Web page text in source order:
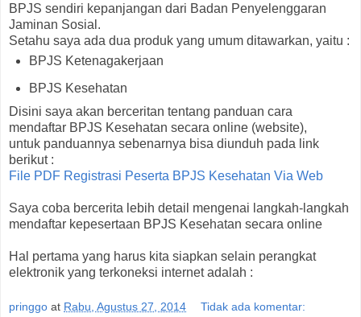
BPJS sendiri kepanjangan dari Badan Penyelenggaran
Jaminan Sosial.
Setahu saya ada dua produk yang umum ditawarkan, yaitu :
BPJS Ketenagakerjaan
BPJS Kesehatan
Disini saya akan berceritan tentang panduan cara
mendaftar BPJS Kesehatan secara online (website),
untuk panduannya sebenarnya bisa diunduh pada link
berikut :
File PDF Registrasi Peserta BPJS Kesehatan Via Web
Saya coba bercerita lebih detail mengenai langkah-langkah
mendaftar kepesertaan BPJS Kesehatan secara online
Hal pertama yang harus kita siapkan selain perangkat
elektronik yang terkoneksi internet adalah :
pringgo at Rabu, Agustus 27, 2014 Tidak ada komentar: